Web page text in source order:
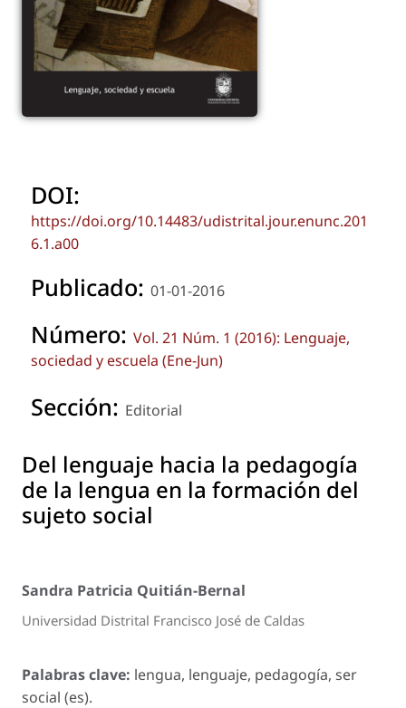
DOI:
https://doi.org/10.14483/udistrital.jour.enunc.201
6.1.a00
Publicado: 01-01-2016
Número: Vol. 21 Núm. 1 (2016): Lenguaje,
sociedad y escuela (Ene-Jun)
Sección: Editorial
Del lenguaje hacia la pedagogía
de la lengua en la formación del
sujeto social
Sandra Patricia Quitián-Bernal
Universidad Distrital Francisco José de Caldas
Palabras clave: lengua, lenguaje, pedagogía, ser
social (es).